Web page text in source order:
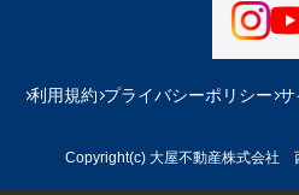
利用規約 プライバシーポリシー サ
Copyright(c) 大屋不動産株式会社